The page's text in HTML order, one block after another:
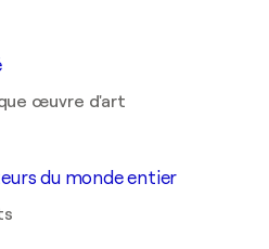
œuvre d'art
du monde entier